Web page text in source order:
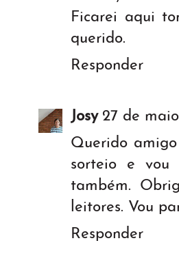
Ficarei aqui
querido.
Responder
Josy 27 de
Querido
sorteio e vou
também.
leitores. Vou
Responder